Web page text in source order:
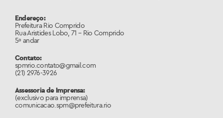
Endereço:
Prefeitura Rio Comprido
Rua Aristides Lobo, 71 – Rio Comprido
5º andar
Contato:
spmrio.contato@gmail.com
(21) 2976-3926
Assessoria de Imprensa:
(exclusivo para imprensa)
comunicacao.spm@prefeitura.rio